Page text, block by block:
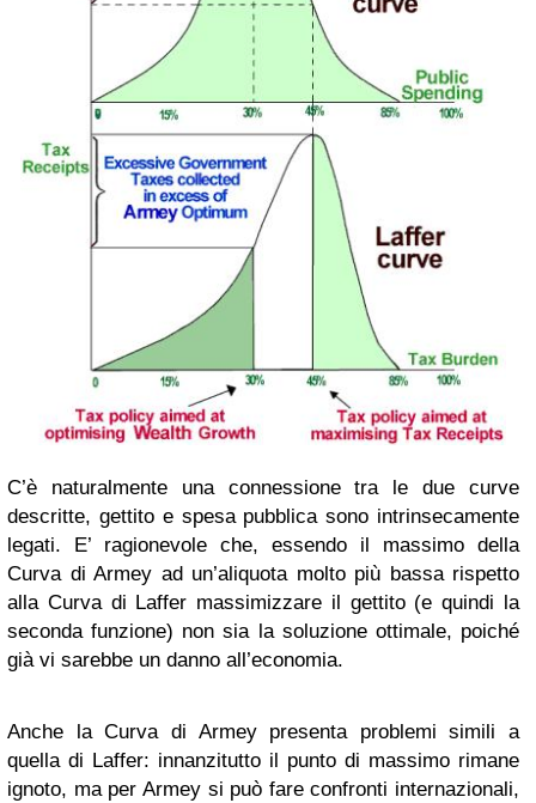
C’è naturalmente una connessione tra le due curve
descritte, gettito e spesa pubblica sono intrinsecamente
legati. E’ ragionevole che, essendo il massimo della
Curva di Armey ad un’aliquota molto più bassa rispetto
alla Curva di Laffer massimizzare il gettito (e quindi la
seconda funzione) non sia la soluzione ottimale, poiché
già vi sarebbe un danno all’economia.
Anche la Curva di Armey presenta problemi simili a
quella di Laffer: innanzitutto il punto di massimo rimane
ignoto, ma per Armey si può fare confronti internazionali,